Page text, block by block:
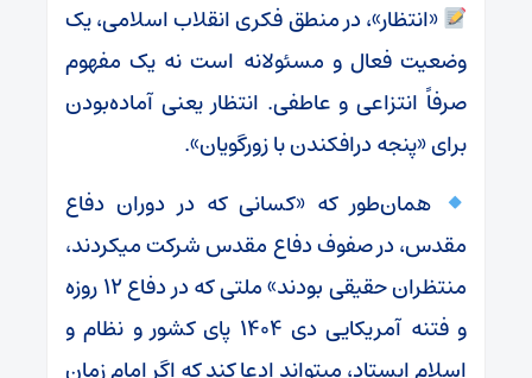
«انتظار»، در منطق فکری انقلاب اسلامی، یک
وضعیت فعال و مسئولانه است نه یک مفهوم
صرفاً انتزاعی و عاطفی. انتظار یعنی آماده‌بودن
برای «پنجه درافکندن با زورگویان».
همان‌طور که «کسانی که در دوران دفاع
مقدس، در صفوف دفاع مقدس شرکت میکردند،
منتظران حقیقی بودند» ملتی که در دفاع ۱۲ روزه
و فتنه آمریکایی دی ۱۴۰۴ پای کشور و نظام و
اسلام ایستاد، میتواند ادعا کند که اگر امام زمان